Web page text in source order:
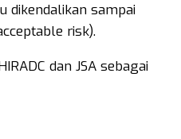
dikendalikan sampai
risk).
dan JSA sebagai